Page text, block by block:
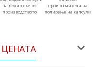
за полирање во
производството
производители на
полирање на капсули